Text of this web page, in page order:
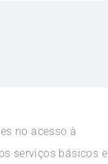
no acesso à
serviços básicos e